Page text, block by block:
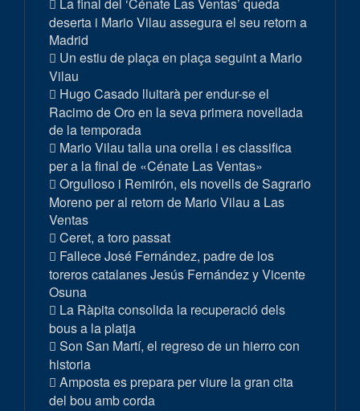
La final del ‘Cénate Las Ventas’ queda
deserta i Mario Vilau assegura el seu retorn a
Madrid
Un estiu de plaça en plaça seguint a Mario
Vilau
Hugo Casado lluitarà per endur-se el
Racimo de Oro en la seva primera novellada
de la temporada
Mario Vilau talla una orella i es classifica
per a la final de «Cénate Las Ventas»
Orgulloso i Remirón, els novells de Sagrario
Moreno per al retorn de Mario Vilau a Las
Ventas
Ceret, a toro passat
Fallece José Fernández, padre de los
toreros catalanes Jesús Fernández y Vicente
Osuna
La Ràpita consolida la recuperació dels
bous a la platja
Son San Martí, el regreso de un hierro con
historia
Amposta es prepara per viure la gran cita
del bou amb corda